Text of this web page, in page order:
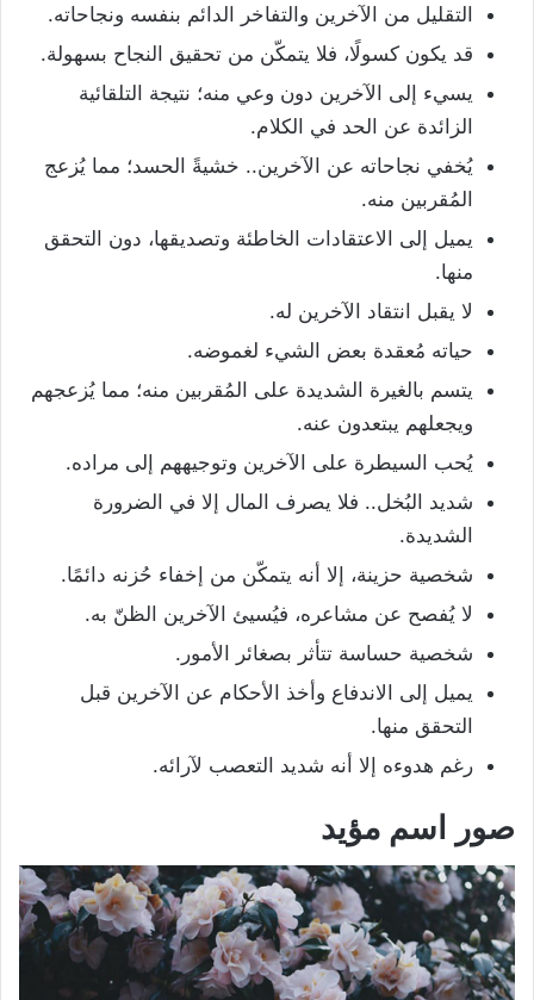
التقليل من الآخرين والتفاخر الدائم بنفسه ونجاحاته.
قد يكون كسولًا، فلا يتمكّن من تحقيق النجاح بسهولة.
يسيء إلى الآخرين دون وعي منه؛ نتيجة التلقائية
الزائدة عن الحد في الكلام.
يُخفي نجاحاته عن الآخرين.. خشيةً الحسد؛ مما يُزعج
المُقربين منه.
يميل إلى الاعتقادات الخاطئة وتصديقها، دون التحقق
منها.
لا يقبل انتقاد الآخرين له.
حياته مُعقدة بعض الشيء لغموضه.
يتسم بالغيرة الشديدة على المُقربين منه؛ مما يُزعجهم
ويجعلهم يبتعدون عنه.
يُحب السيطرة على الآخرين وتوجيههم إلى مراده.
شديد البُخل.. فلا يصرف المال إلا في الضرورة
الشديدة.
شخصية حزينة، إلا أنه يتمكّن من إخفاء حُزنه دائمًا.
لا يُفصح عن مشاعره، فيُسيئ الآخرين الظنّ به.
شخصية حساسة تتأثر بصغائر الأمور.
يميل إلى الاندفاع وأخذ الأحكام عن الآخرين قبل
التحقق منها.
رغم هدوءه إلا أنه شديد التعصب لآرائه.
صور اسم مؤيد